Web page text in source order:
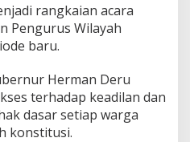
rangkaian acara
Pengurus Wilayah
baru.
Herman Deru
terhadap keadilan dan
dasar setiap warga
konstitusi.